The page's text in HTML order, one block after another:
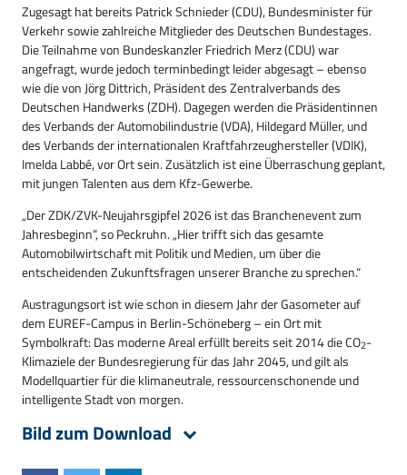
Zugesagt hat bereits Patrick Schnieder (CDU), Bundesminister für
Verkehr sowie zahlreiche Mitglieder des Deutschen Bundestages.
Die Teilnahme von Bundeskanzler Friedrich Merz (CDU) war
angefragt, wurde jedoch terminbedingt leider abgesagt – ebenso
wie die von Jörg Dittrich, Präsident des Zentralverbands des
Deutschen Handwerks (ZDH). Dagegen werden die Präsidentinnen
des Verbands der Automobilindustrie (VDA), Hildegard Müller, und
des Verbands der internationalen Kraftfahrzeughersteller (VDIK),
Imelda Labbé, vor Ort sein. Zusätzlich ist eine Überraschung geplant,
mit jungen Talenten aus dem Kfz-Gewerbe.
„Der ZDK/ZVK-Neujahrsgipfel 2026 ist das Branchenevent zum
Jahresbeginn“, so Peckruhn. „Hier trifft sich das gesamte
Automobilwirtschaft mit Politik und Medien, um über die
entscheidenden Zukunftsfragen unserer Branche zu sprechen.“
Austragungsort ist wie schon in diesem Jahr der Gasometer auf
dem EUREF-Campus in Berlin-Schöneberg – ein Ort mit
Symbolkraft: Das moderne Areal erfüllt bereits seit 2014 die CO2-
Klimaziele der Bundesregierung für das Jahr 2045, und gilt als
Modellquartier für die klimaneutrale, ressourcenschonende und
intelligente Stadt von morgen.
Bild zum Download